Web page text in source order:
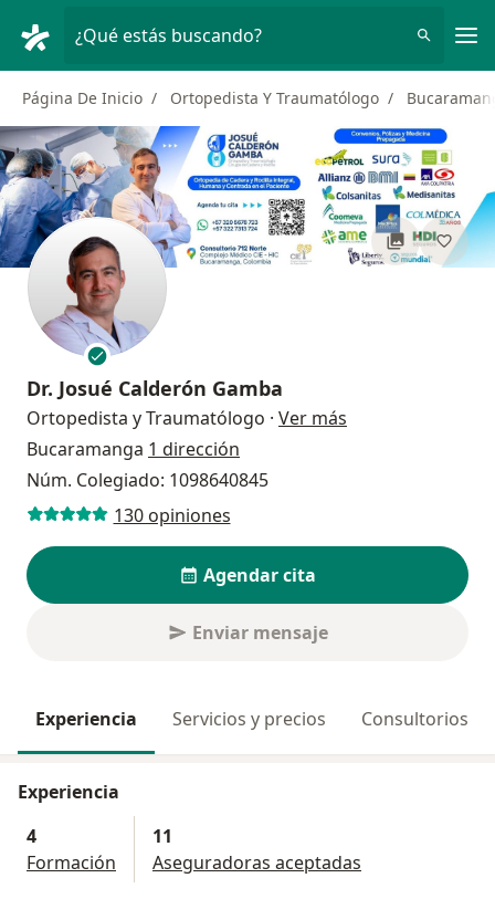
¿Qué estás buscando?
Página De Inicio Ortopedista Y Traumatólogo
Dr. Josué Calderón Gamba
Ortopedista y Traumatólogo · Ver más
Bucaramanga 1 dirección
Núm. Colegiado: 1098640845
130 opiniones
Agendar cita
Enviar mensaje
Experiencia Servicios y precios Consultorios
Experiencia
4
Formación
11
Aseguradoras aceptadas